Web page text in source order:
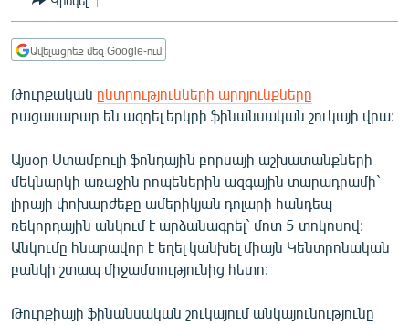
ԻՐԱՎՈՒՆՔ
ՀԱՍԱՐԱԿՈՒԹՅՈՒՆ
ՂԱՐԱԲԱՂ
ՏԱՐԱԾԱՇՐՋԱՆ
ՄԻՋԱԶԳԱՅԻՆ
ՄՇԱԿՈՒՅԹ
ՍՊՈՐՏ
ՄԵԿՆԱԲԱՆՈՒԹՅՈՒՆ
Ավելացրեք մեզ Google-ում
Թուրքական ընտրությունների արդյունքները
բացասաբար են ազդել երկրի ֆինանսական շուկայի վրա:
Այսօր Ստամբուլի ֆոնդային բորսայի աշխատանքների
մեկնարկի առաջին րոպեներին ազգային տարադրամի`
լիրայի փոխարժեքը ամերիկյան դոլարի հանդեպ
ռեկորդային անկում է արձանագրել` մոտ 5 տոկոսով:
Անկումը հնարավոր է եղել կանխել միայն Կենտրոնական
բանկի շտապ միջամտությունից հետո:
Թուրքիայի ֆինանսական շուկայում անկայունությունը